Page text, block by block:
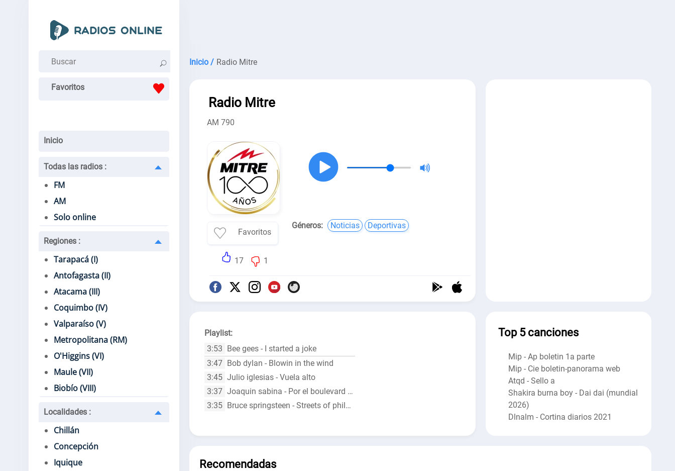
Favoritos
Inicio
Todas las radios :
FM
AM
Solo online
Regiones :
Tarapacá (I)
Antofagasta (II)
Atacama (III)
Coquimbo (IV)
Valparaíso (V)
Metropolitana (RM)
O'Higgins (VI)
Maule (VII)
Biobío (VIII)
Localidades :
Chillán
Concepción
Iquique
Inicio / Radio Mitre
Radio Mitre
AM 790
Favoritos
17 1
Géneros: Noticias Deportivas
Playlist:
3:53 Bee gees - I started a joke
3:47 Bob dylan - Blowin in the wind
3:45 Julio iglesias - Vuela alto
3:37 Joaquin sabina - Por el boulevard de los sueños
3:35 Bruce springsteen - Streets of philadelphia
Top 5 canciones
Mip - Ap boletin 1a parte
Mip - Cie boletin-panorama web
Atqd - Sello a
Shakira burna boy - Dai dai (mundial
2026)
Dlnalm - Cortina diarios 2021
Recomendadas